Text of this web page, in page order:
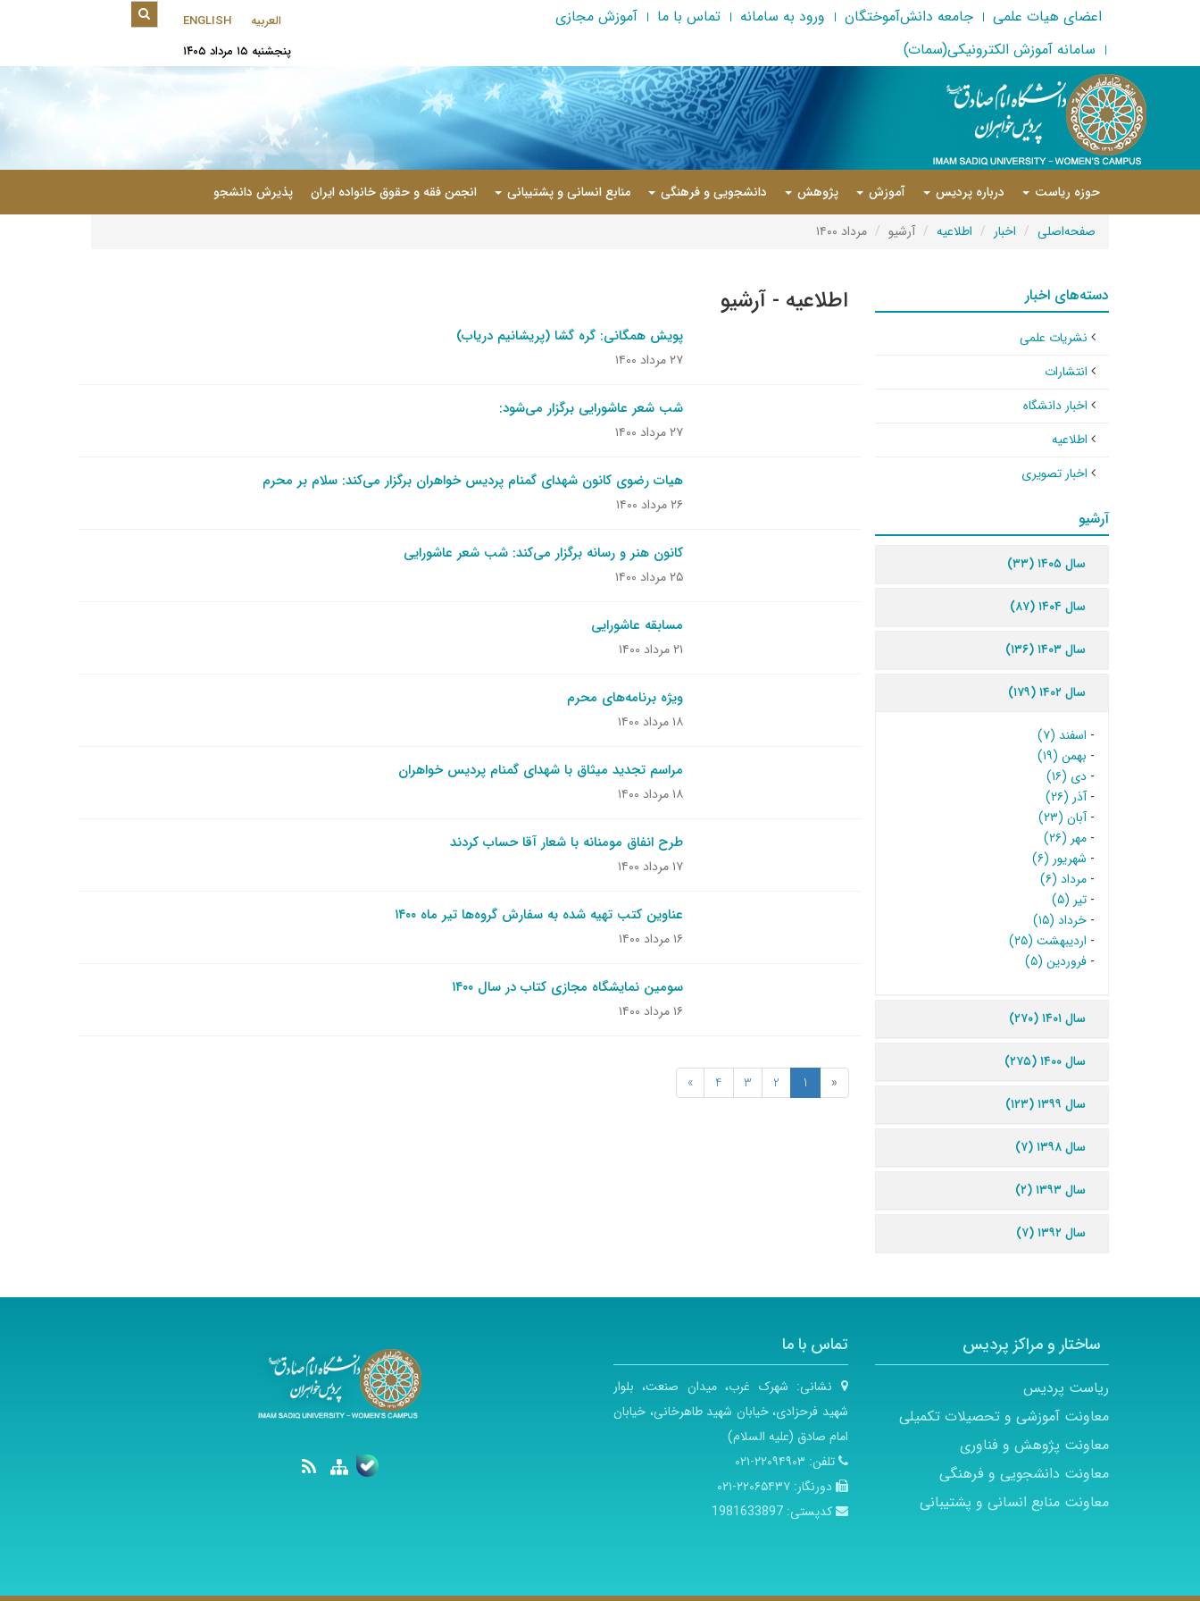
اعضای هیات علمی جامعه دانش‌آموختگان ورود به سامانه تماس با ما
آموزش مجازی
سامانه آموزش الکترونیکی(سمات)
العربیه
ENGLISH
پنجشنبه ۱۵ مرداد ۱۴۰۵
حوزه ریاست درباره پردیس آموزش پژوهش دانشجویی و فرهنگی منابع انسانی و پشتیبانی انجمن فقه و حقوق خانواده ایران پذیرش دانشجو
صفحه‌اصلی اخبار اطلاعیه آرشیو مرداد ۱۴۰۰
اطلاعیه - آرشیو
پویش همگانی: گره گشا (پریشانیم دریاب)
۲۷ مرداد ۱۴۰۰
شب شعر عاشورایی برگزار می‌شود:
۲۷ مرداد ۱۴۰۰
هیات رضوی کانون شهدای گمنام پردیس خواهران برگزار می‌کند: سلام بر محرم
۲۶ مرداد ۱۴۰۰
کانون هنر و رسانه برگزار می‌کند: شب شعر عاشورایی
۲۵ مرداد ۱۴۰۰
مسابقه عاشورایی
۲۱ مرداد ۱۴۰۰
ویژه برنامه‌های محرم
۱۸ مرداد ۱۴۰۰
مراسم تجدید میثاق با شهدای گمنام پردیس خواهران
۱۸ مرداد ۱۴۰۰
طرح انفاق مومنانه با شعار آقا حساب کردند
۱۷ مرداد ۱۴۰۰
عناوین کتب تهیه شده به سفارش گروه‌ها تیر ماه ۱۴۰۰
۱۶ مرداد ۱۴۰۰
سومین نمایشگاه مجازی کتاب در سال ۱۴۰۰
۱۶ مرداد ۱۴۰۰
«
1
2
3
4
»
دسته‌های اخبار
نشریات علمی
انتشارات
اخبار دانشگاه
اطلاعیه
اخبار تصویری
آرشیو
سال ۱۴۰۵ (۳۳)
سال ۱۴۰۴ (۸۷)
سال ۱۴۰۳ (۱۳۶)
سال ۱۴۰۲ (۱۷۹)
- اسفند (۷)
- بهمن (۱۹)
- دی (۱۶)
-آذر (۲۶)
-آبان (۲۳)
- مهر (۲۶)
- شهریور (۶)
- مرداد (۶)
- تیر (۵)
- خرداد (۱۵)
- اردیبهشت (۲۵)
- فروردین (۵)
سال ۱۴۰۱ (۲۷۰)
سال ۱۴۰۰ (۲۷۵)
سال ۱۳۹۹ (۱۲۳)
سال ۱۳۹۸ (۷)
سال ۱۳۹۳ (۲)
سال ۱۳۹۲ (۷)
ساختار و مراکز پردیس
ریاست پردیس
معاونت آموزشی و تحصیلات تکمیلی
معاونت پژوهش و فناوری
معاونت دانشجویی و فرهنگی
معاونت منابع انسانی و پشتیبانی
تماس با ما
نشانی: شهرک غرب، میدان صنعت، بلوار
شهید فرحزادی، خیابان شهید طاهرخانی، خیابان
امام صادق (علیه السلام)
تلفن: ۲۲۰۹۴۹۰۳-۰۲۱
دورنگار:۲۲۰۶۵۴۳۷-۰۲۱
کدپستی:1981633897